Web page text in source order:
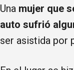
Una mujer que
auto sufrió
ser asistida por